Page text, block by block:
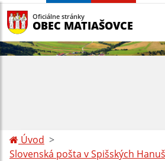
Oficiálne stránky
OBEC MATIAŠOVCE
Úvod
Slovenská pošta v Spišských